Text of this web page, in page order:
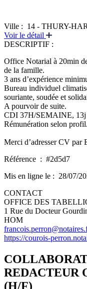
Ville : 14 - THURY-
Voir le détail
DESCRIPTIF :
Office Notarial à 20min
de la famille.
3 ans d’expérience
Bureau individuel
souriante, soudée et
A pourvoir de suite.
CDI 37H/SEMAINE,
Rémunération selon profil.
Merci d’adresser CV par
Référence : #2d5d7
Mis en ligne le : 28/07/
CONTACT
OFFICE DES
1 Rue du Docteur
HOM
https://courois-
REDACTEUR
(H/F)